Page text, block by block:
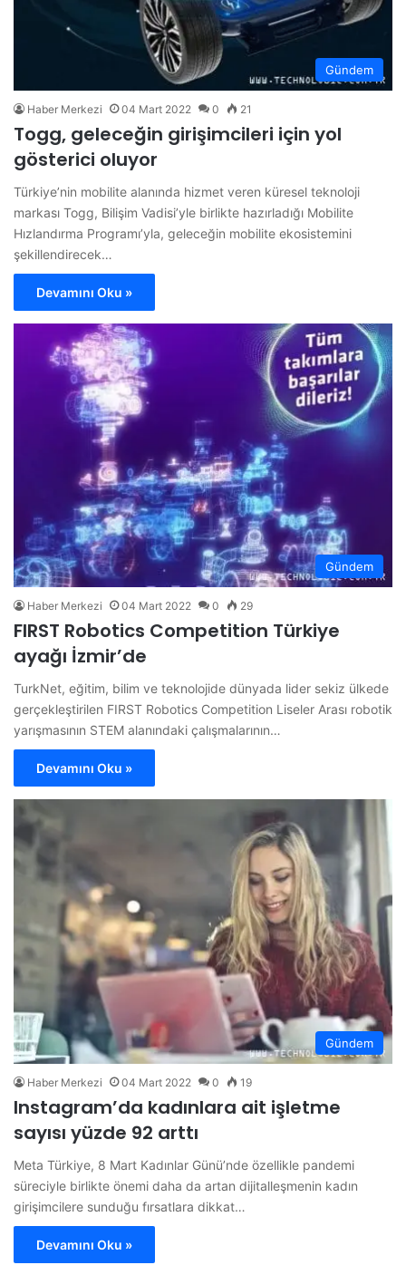
Gündem
Haber Merkezi 04 Mart 2022 0 21
Togg, geleceğin girişimcileri için yol
gösterici oluyor
Türkiye’nin mobilite alanında hizmet veren küresel teknoloji
markası Togg, Bilişim Vadisi’yle birlikte hazırladığı Mobilite
Hızlandırma Programı’yla, geleceğin mobilite ekosistemini
şekillendirecek…
Devamını Oku »
Gündem
Haber Merkezi 04 Mart 2022 0 29
FIRST Robotics Competition Türkiye
ayağı İzmir’de
TurkNet, eğitim, bilim ve teknolojide dünyada lider sekiz ülkede
gerçekleştirilen FIRST Robotics Competition Liseler Arası robotik
yarışmasının STEM alanındaki çalışmalarının…
Devamını Oku »
Gündem
Haber Merkezi 04 Mart 2022 0 19
Instagram’da kadınlara ait işletme
sayısı yüzde 92 arttı
Meta Türkiye, 8 Mart Kadınlar Günü’nde özellikle pandemi
süreciyle birlikte önemi daha da artan dijitalleşmenin kadın
girişimcilere sunduğu fırsatlara dikkat…
Devamını Oku »